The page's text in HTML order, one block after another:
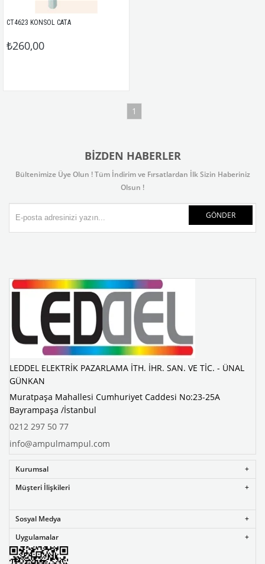
CT4623 KONSOL CATA
₺260,00
1
BIZDEN HABERLER
Bültenimize Üye Olun ! Tüm İndirim ve Fırsatlardan İlk Sizin Haberiniz
Olsun !
GÖNDER
LEDDEL ELEKTRİK PAZARLAMA İTH. İHR. SAN. VE TİC. - ÜNAL
GÜNKAN
Muratpaşa Mahallesi Cumhuriyet Caddesi No:23-25A
Bayrampaşa /İstanbul
0212 297 50 77
info@ampulmampul.com
Kurumsal
Müşteri İlişkileri
Sosyal Medya
Uygulamalar